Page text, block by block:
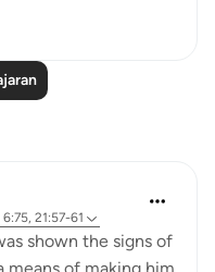
21:57-61
shown the signs of